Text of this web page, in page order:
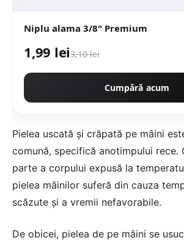
Niplu alama 3/8" Premium
1,99 lei3,10 lei
Cumpără acum
Pielea uscată și crăpată pe mâini
comună, specifică anotimpului rece.
parte a corpului expusă la
pielea mâinilor suferă din cauza
scăzute și a vremii nefavorabile.
De obicei, pielea de pe mâini se